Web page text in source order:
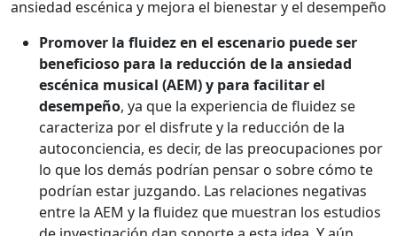
Promover la fluidez en el escenario puede ser
beneficioso para la reducción de la ansiedad
escénica musical (AEM) y para facilitar el
desempeño, ya que la experiencia de fluidez se
caracteriza por el disfrute y la reducción de la
autoconciencia, es decir, de las preocupaciones por
lo que los demás podrían pensar o sobre cómo te
podrían estar juzgando. Las relaciones negativas
entre la AEM y la fluidez que muestran los estudios